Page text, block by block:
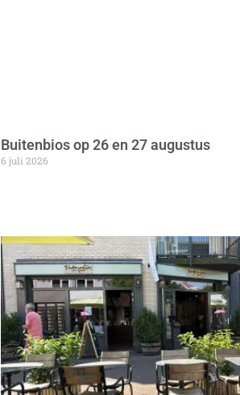
Buitenbios op 26 en 27 augustus
6 juli 2026